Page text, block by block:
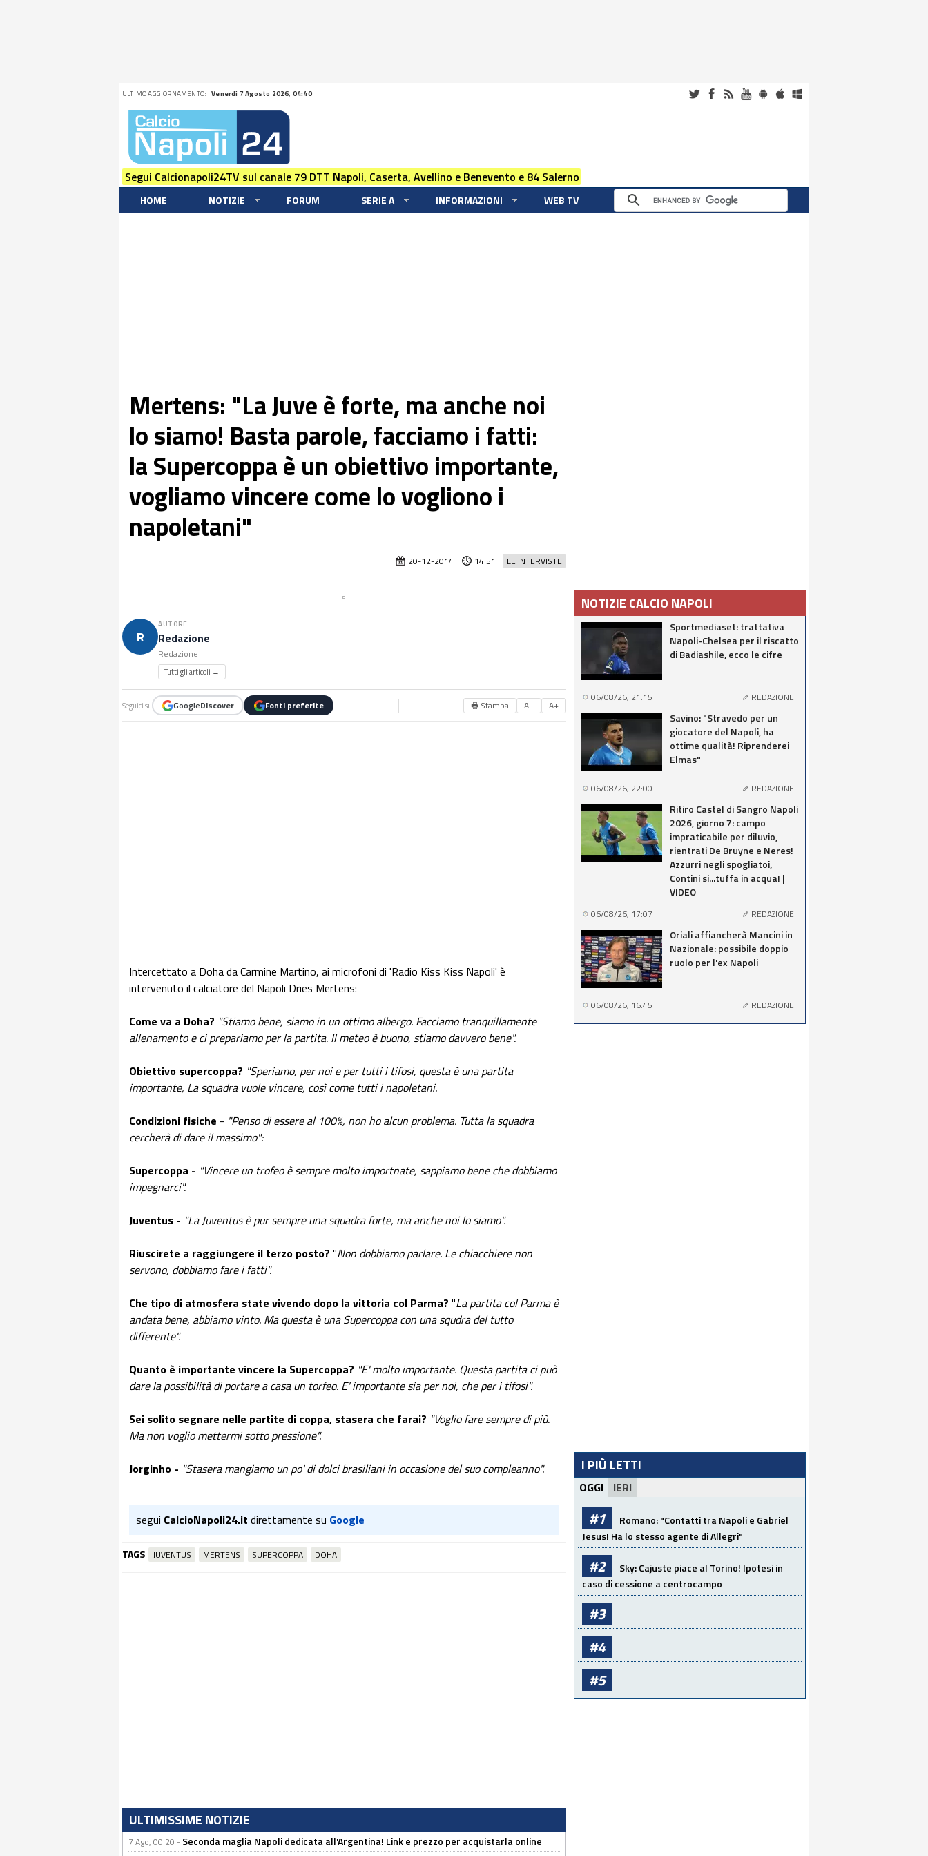
ULTIMO AGGIORNAMENTO: Venerdi 7 Agosto 2026, 04:40
Segui Calcionapoli24TV sul canale 79 DTT Napoli, Caserta, Avellino e Benevento e 84 Salerno
HOME NOTIZIE FORUM SERIE A INFORMAZIONI WEB TV
Mertens: "La Juve è forte, ma anche noi
lo siamo! Basta parole, facciamo i fatti:
la Supercoppa è un obiettivo importante,
vogliamo vincere come lo vogliono i
napoletani"
LE INTERVISTE
20-12-2014 14:51
R
AUTORE
Redazione
Redazione
Tutti gli articoli →
Seguici su GoogleDiscover Fonti preferite 🖶 Stampa A− A+
Intercettato a Doha da Carmine Martino, ai microfoni di 'Radio Kiss Kiss Napoli' è
intervenuto il calciatore del Napoli Dries Mertens:
Come va a Doha? "Stiamo bene, siamo in un ottimo albergo. Facciamo tranquillamente
allenamento e ci prepariamo per la partita. Il meteo è buono, stiamo davvero bene".
Obiettivo supercoppa? "Speriamo, per noi e per tutti i tifosi, questa è una partita
importante, La squadra vuole vincere, così come tutti i napoletani.
Condizioni fisiche - "Penso di essere al 100%, non ho alcun problema. Tutta la squadra
cercherà di dare il massimo":
Supercoppa - "Vincere un trofeo è sempre molto importnate, sappiamo bene che dobbiamo
impegnarci".
Juventus - "La Juventus è pur sempre una squadra forte, ma anche noi lo siamo".
Riuscirete a raggiungere il terzo posto? "Non dobbiamo parlare. Le chiacchiere non
servono, dobbiamo fare i fatti".
Che tipo di atmosfera state vivendo dopo la vittoria col Parma? "La partita col Parma è
andata bene, abbiamo vinto. Ma questa è una Supercoppa con una squdra del tutto
differente".
Quanto è importante vincere la Supercoppa? "E' molto importante. Questa partita ci può
dare la possibilità di portare a casa un torfeo. E' importante sia per noi, che per i tifosi".
Sei solito segnare nelle partite di coppa, stasera che farai? "Voglio fare sempre di più.
Ma non voglio mettermi sotto pressione".
Jorginho - "Stasera mangiamo un po' di dolci brasiliani in occasione del suo compleanno".
segui CalcioNapoli24.it direttamente su Google
TAGS JUVENTUS MERTENS SUPERCOPPA DOHA
ULTIMISSIME NOTIZIE
7 Ago, 00:20 - Seconda maglia Napoli dedicata all'Argentina! Link e prezzo per acquistarla online
NOTIZIE CALCIO NAPOLI
Sportmediaset: trattativa
Napoli-Chelsea per il riscatto
di Badiashile, ecco le cifre
06/08/26, 21:15 REDAZIONE
Savino: "Stravedo per un
giocatore del Napoli, ha
ottime qualità! Riprenderei
Elmas"
06/08/26, 22:00 REDAZIONE
Ritiro Castel di Sangro Napoli
2026, giorno 7: campo
impraticabile per diluvio,
rientrati De Bruyne e Neres!
Azzurri negli spogliatoi,
Contini si...tuffa in acqua! |
VIDEO
06/08/26, 17:07 REDAZIONE
Oriali affiancherà Mancini in
Nazionale: possibile doppio
ruolo per l'ex Napoli
06/08/26, 16:45 REDAZIONE
I PIÙ LETTI
OGGI IERI
#1
Romano: "Contatti tra Napoli e Gabriel
Jesus! Ha lo stesso agente di Allegri"
#2
Sky: Cajuste piace al Torino! Ipotesi in
caso di cessione a centrocampo
#3
#4
#5